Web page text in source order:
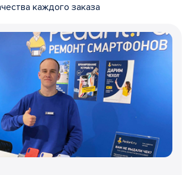
каждого заказа